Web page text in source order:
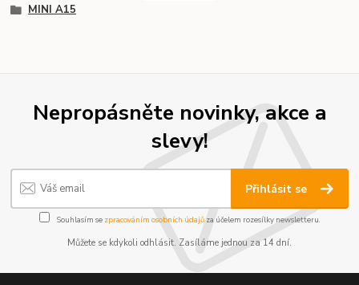
MINI A15
Nepropásněte novinky, akce a
slevy!
Přihlásit se
Souhlasím se zpracováním osobních údajůza účelem rozesílky newsletteru.
Můžete se kdykoli odhlásit. Zasíláme jednou za 14 dní.